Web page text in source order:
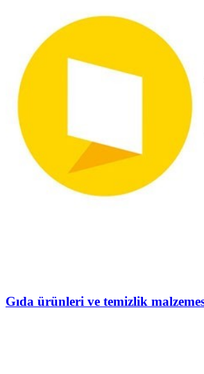
Gıda ürünleri ve temizlik